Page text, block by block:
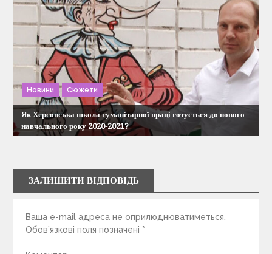
Новини Сюжети
Як Херсонська школа гуманітарної праці готується до нового
навчального року 2020-2021?
ЗАЛИШИТИ ВІДПОВІДЬ
Ваша e-mail адреса не оприлюднюватиметься.
Обов’язкові поля позначені *